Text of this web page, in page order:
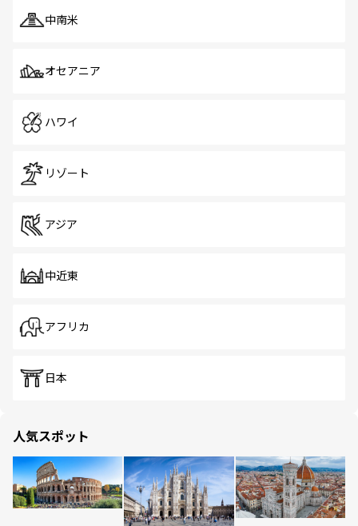
中南米
オセアニア
ハワイ
リゾート
アジア
中近東
アフリカ
日本
人気スポット